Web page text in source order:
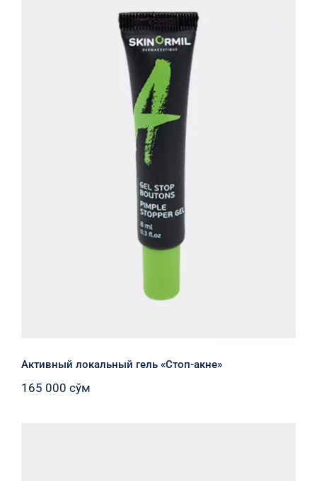
Активный локальный гель «Стоп-
акне»
Активный локальный гель «Стоп-акне»
165 000 сўм